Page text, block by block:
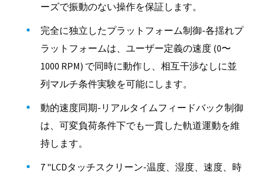
ーズで振動のない操作を保証します。
完全に独立したプラットフォーム制御-各揺れプ
ラットフォームは、ユーザー定義の速度 (0〜
1000 RPM) で同時に動作し、相互干渉なしに並
列マルチ条件実験を可能にします。
動的速度同期-リアルタイムフィードバック制御
は、可変負荷条件下でも一貫した軌道運動を維
持します。
7 "LCDタッチスクリーン-温度、湿度、速度、時